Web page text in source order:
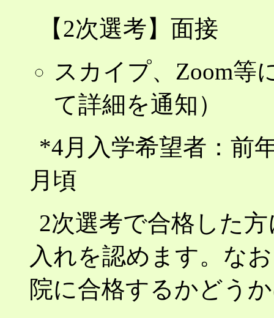
【2次選考】面接
スカイプ、Zoom等
て詳細を通知）
*4月入学希望者：前
月頃
2次選考で合格した
入れを認めます。な
院に合格するかどう